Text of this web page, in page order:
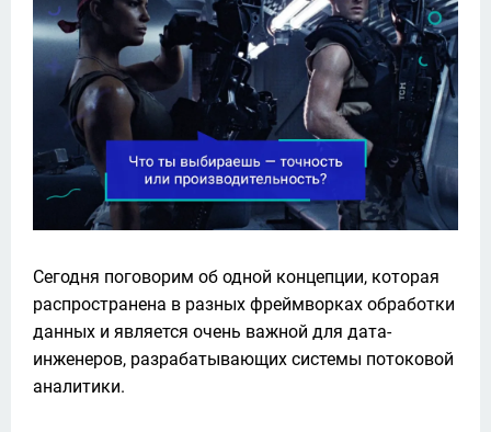
Сегодня поговорим об одной концепции, которая
распространена в разных фреймворках обработки
данных и является очень важной для дата-
инженеров, разрабатывающих системы потоковой
аналитики.